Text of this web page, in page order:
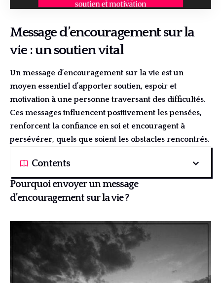
Message d’encouragement sur la
vie : un soutien vital
Un message d’encouragement sur la vie est un
moyen essentiel d’apporter soutien, espoir et
motivation à une personne traversant des difficultés.
Ces messages influencent positivement les pensées,
renforcent la confiance en soi et encouragent à
persévérer, quels que soient les obstacles rencontrés.
Contents
Pourquoi envoyer un message
d’encouragement sur la vie ?